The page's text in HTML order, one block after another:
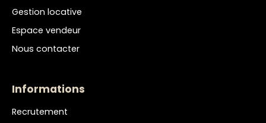
Gestion locative
Espace vendeur
Nous contacter
Informations
Recrutement